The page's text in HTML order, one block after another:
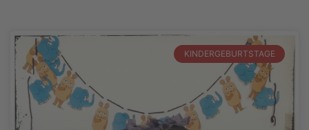
KINDERGEBURTSTAGE